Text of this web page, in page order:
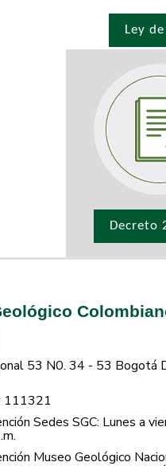
Ley
Decreto
53 N0. 34 - 53 Bogotá
111321
Sedes SGC: Lunes a
Museo Geológico